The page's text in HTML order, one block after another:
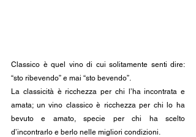
Classico è quel vino di cui solitamente senti dire:
“sto ribevendo” e mai “sto bevendo”.
La classicità è ricchezza per chi l’ha incontrata e
amata; un vino classico è ricchezza per chi lo ha
bevuto e amato, specie per chi ha scelto
d’incontrarlo e berlo nelle migliori condizioni.